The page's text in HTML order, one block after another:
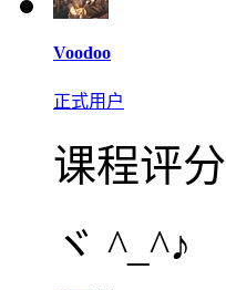
Voodoo
正式用户
课程评分
ヾ ^_^♪